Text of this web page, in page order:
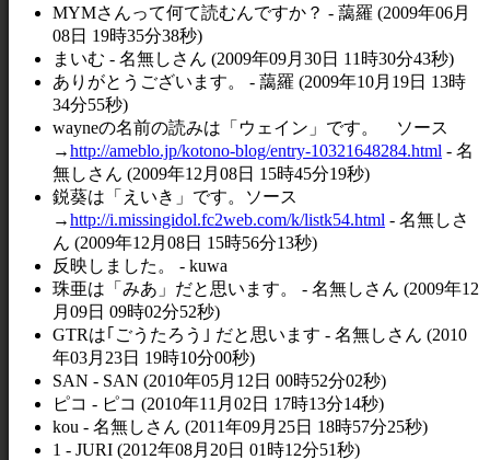
MYMさんって何て読むんですか？ - 藹羅 (2009年06月
08日 19時35分38秒)
まいむ - 名無しさん (2009年09月30日 11時30分43秒)
ありがとうございます。 - 藹羅 (2009年10月19日 13時
34分55秒)
wayneの名前の読みは「ウェイン」です。 ソース
→http://ameblo.jp/kotono-blog/entry-10321648284.html - 名
無しさん (2009年12月08日 15時45分19秒)
鋭葵は「えいき」です。ソース
→http://i.missingidol.fc2web.com/k/listk54.html - 名無しさ
ん (2009年12月08日 15時56分13秒)
反映しました。 - kuwa
珠亜は「みあ」だと思います。 - 名無しさん (2009年12
月09日 09時02分52秒)
GTRは｢ごうたろう｣ だと思います - 名無しさん (2010
年03月23日 19時10分00秒)
SAN - SAN (2010年05月12日 00時52分02秒)
ピコ - ピコ (2010年11月02日 17時13分14秒)
kou - 名無しさん (2011年09月25日 18時57分25秒)
1 - JURI (2012年08月20日 01時12分51秒)